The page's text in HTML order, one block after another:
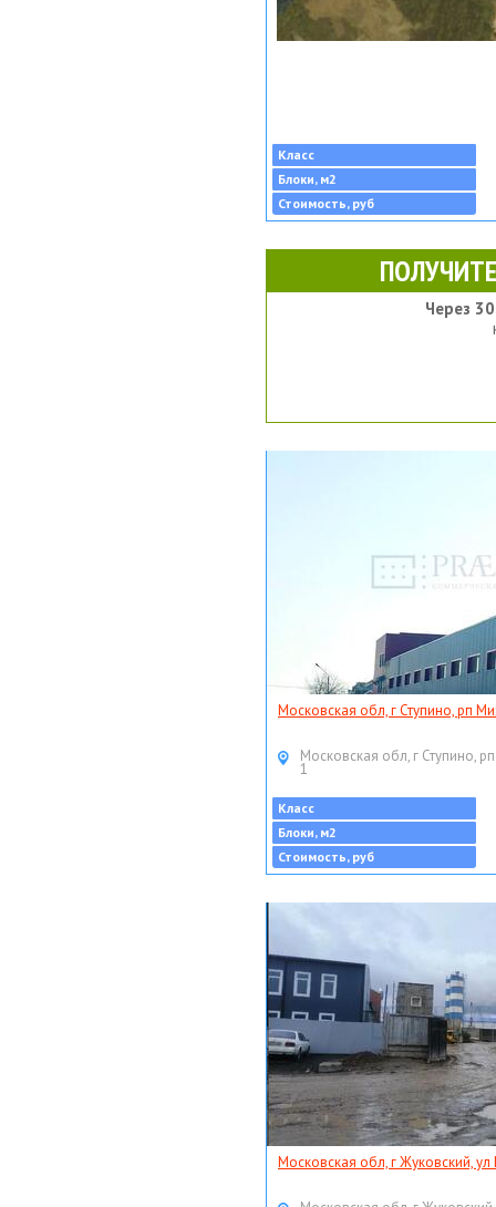
Класс
Блоки, м2
Стоимость, руб
Через
Московская обл, г Ступино, рп
Московская обл, г Ступино,
1
Класс
Блоки, м2
Стоимость, руб
Московская обл, г Жуковский,